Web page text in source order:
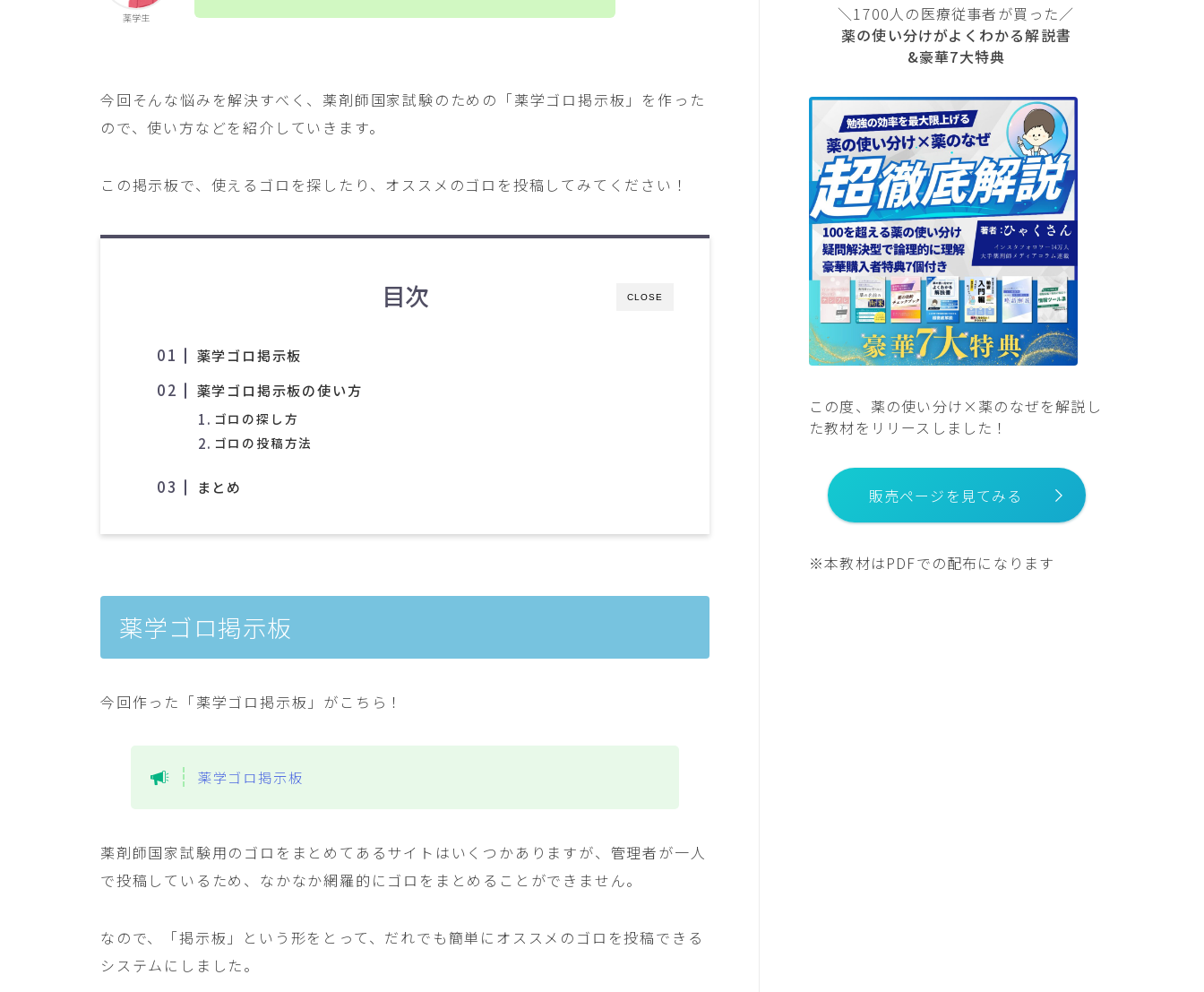
薬学生
今回そんな悩みを解決すべく、薬剤師国家試験のための「薬学ゴロ掲示板」を作った
ので、使い方などを紹介していきます。
この掲示板で、使えるゴロを探したり、オススメのゴロを投稿してみてください！
CLOSE
目次
薬学ゴロ掲示板
薬学ゴロ掲示板の使い方
ゴロの探し方
ゴロの投稿方法
まとめ
薬学ゴロ掲示板
今回作った「薬学ゴロ掲示板」がこちら！
薬学ゴロ掲示板
薬剤師国家試験用のゴロをまとめてあるサイトはいくつかありますが、管理者が一人
で投稿しているため、なかなか網羅的にゴロをまとめることができません。
なので、「掲示板」という形をとって、だれでも簡単にオススメのゴロを投稿できる
システムにしました。
＼1700人の医療従事者が買った／
薬の使い分けがよくわかる解説書
&豪華7大特典
この度、薬の使い分け×薬のなぜを解説し
た教材をリリースしました！
販売ページを見てみる
※本教材はPDFでの配布になります